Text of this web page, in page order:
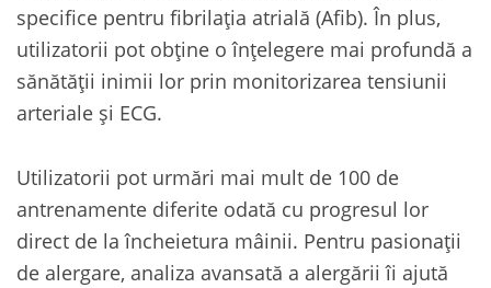
specifice pentru fibrilația atrială (Afib). În plus,
utilizatorii pot obține o înțelegere mai profundă a
sănătății inimii lor prin monitorizarea tensiunii
arteriale și ECG.
Utilizatorii pot urmări mai mult de 100 de
antrenamente diferite odată cu progresul lor
direct de la încheietura mâinii. Pentru pasionații
de alergare, analiza avansată a alergării îi ajută